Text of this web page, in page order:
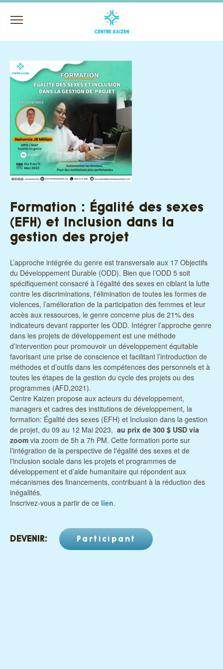
Formation : Égalité des sexes
(EFH) et Inclusion dans la
gestion des projet
L’approche intégrée du genre est transversale aux 17 Objectifs
du Développement Durable (ODD). Bien que l’ODD 5 soit
spécifiquement consacré à l’égalité des sexes en ciblant la lutte
contre les discriminations, l'élimination de toutes les formes de
violences, l’amélioration de la participation des femmes et leur
accès aux ressources, le genre concerne plus de 21% des
indicateurs devant rapporter les ODD. Intégrer l’approche genre
dans les projets de développement est une méthode
d’intervention pour promouvoir un développement équitable
favorisant une prise de conscience et facilitant l’introduction de
méthodes et d’outils dans les compétences des personnels et à
toutes les étapes de la gestion du cycle des projets ou des
programmes (AFD,2021).
Centre Kaizen propose aux acteurs du développement,
managers et cadres des institutions de développement, la
formation: Égalité des sexes (EFH) et Inclusion dans la gestion
de projet, du 09 au 12 Mai 2023, au prix de 300 $ USD via
zoom via zoom de 5h a 7h PM. Cette formation porte sur
l’intégration de la perspective de l'égalité des sexes et de
l'inclusion sociale dans les projets et programmes de
développement et d’aide humanitaire qui répondent aux
mécanismes des financements, contribuant à la réduction des
inégalités.
Inscrivez-vous a partir de ce lien.
DEVENIR: Participant